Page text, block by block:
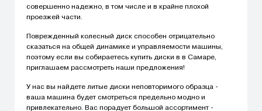
совершенно надежно, в том числе и в крайне плохой
проезжей части.
Поврежденный колесный диск способен отрицательно
сказаться на общей динамике и управляемости машины,
поэтому если вы собираетесь купить диски в в Самаре,
приглашаем рассмотреть наши предложения!
У нас вы найдете литые диски неповторимого образца -
ваша машина будет смотреться предельно модно и
привлекательно. Вас порадует большой ассортимент -